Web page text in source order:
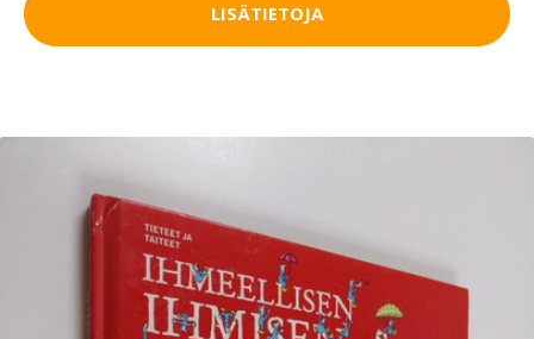
LISÄTIETOJA